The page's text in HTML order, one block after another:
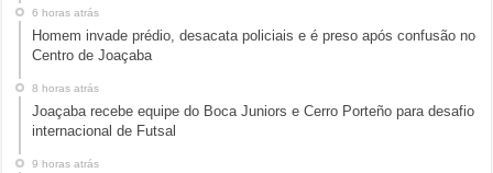
6 horas atrás
Homem invade prédio, desacata policiais e é preso após confusão no
Centro de Joaçaba
8 horas atrás
Joaçaba recebe equipe do Boca Juniors e Cerro Porteño para desafio
internacional de Futsal
9 horas atrás